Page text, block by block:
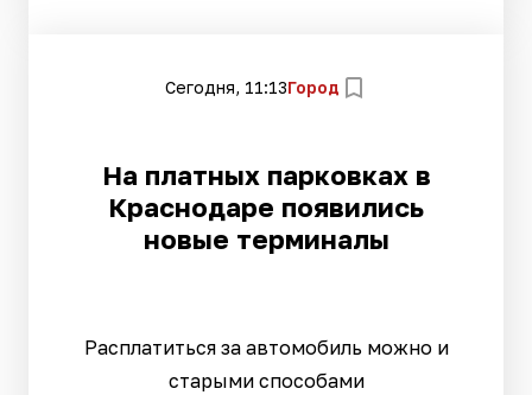
Сегодня, 11:13Город
На платных парковках в
Краснодаре появились
новые терминалы
Расплатиться за автомобиль можно и
старыми способами